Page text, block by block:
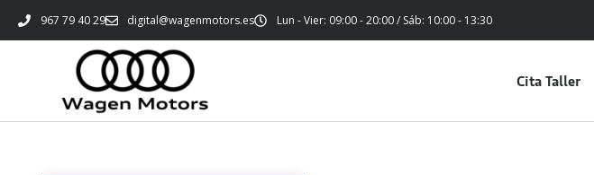
967 79 40 29 digital@wagenmotors.es Lun - Vier: 09:00 - 20:00 / Sáb: 10:00 - 13:30
Cita Taller